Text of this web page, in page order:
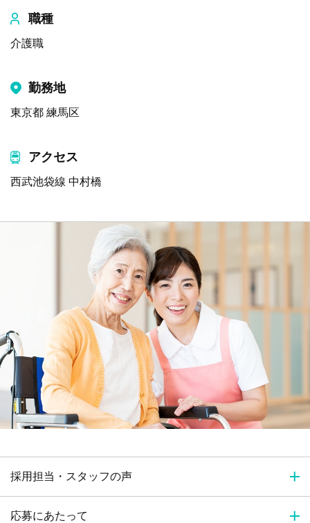
職種
介護職
勤務地
東京都 練馬区
アクセス
西武池袋線 中村橋
採用担当・スタッフの声
応募にあたって